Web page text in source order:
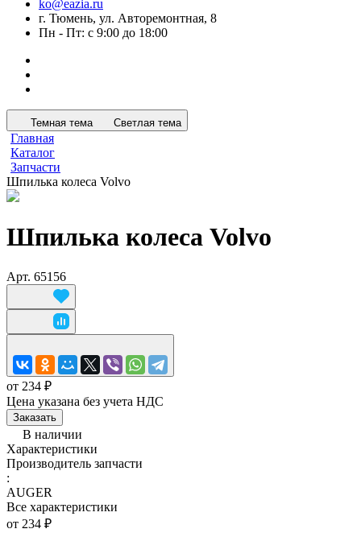
ko@eazia.ru
г. Тюмень, ул. Авторемонтная, 8
Пн - Пт: с 9:00 до 18:00
Темная тема Светлая тема
Главная
Каталог
Запчасти
Шпилька колеса Volvo
Шпилька колеса Volvo
Арт. 65156
от 234 ₽
Цена указана без учета НДС
Заказать
В наличии
Характеристики
Производитель запчасти
:
AUGER
Все характеристики
от 234 ₽